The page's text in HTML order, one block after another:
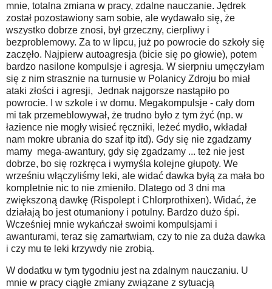
mnie, totalna zmiana w pracy, zdalne nauczanie. Jędrek
został pozostawiony sam sobie, ale wydawało się, że
wszystko dobrze znosi, był grzeczny, cierpliwy i
bezproblemowy. Za to w lipcu, już po powrocie do szkoły się
zaczęło. Najpierw autoagresja (bicie się po głowie), potem
bardzo nasilone kompulsje i agresja. W sierpniu umęczyłam
się z nim strasznie na turnusie w Polanicy Zdroju bo miał
ataki złości i agresji, Jednak najgorsze nastąpiło po
powrocie. I w szkole i w domu. Megakompulsje - cały dom
mi tak przemeblowywał, że trudno było z tym żyć (np. w
łazience nie mogły wisieć ręczniki, leżeć mydło, wkładał
nam mokre ubrania do szaf itp itd). Gdy się nie zgadzamy
mamy mega-awantury, gdy się zgadzamy ... też nie jest
dobrze, bo się rozkręca i wymyśla kolejne głupoty. We
wrześniu włączyliśmy leki, ale widać dawka byłą za mała bo
kompletnie nic to nie zmieniło. Dlatego od 3 dni ma
zwiększoną dawkę (Rispolept i Chlorprothixen). Widać, że
działają bo jest otumaniony i potulny. Bardzo dużo śpi.
Wcześniej mnie wykańczał swoimi kompulsjami i
awanturami, teraz się zamartwiam, czy to nie za duża dawka
i czy mu te leki krzywdy nie zrobią.
W dodatku w tym tygodniu jest na zdalnym nauczaniu. U
mnie w pracy ciągłe zmiany związane z sytuacją